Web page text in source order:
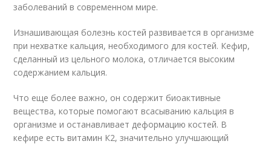
заболеваний в современном мире.
Изнашивающая болезнь костей развивается в организме
при нехватке кальция, необходимого для костей. Кефир,
сделанный из цельного молока, отличается высоким
содержанием кальция.
Что еще более важно, он содержит биоактивные
вещества, которые помогают всасыванию кальция в
организме и останавливает деформацию костей. В
кефире есть витамин К2, значительно улучшающий